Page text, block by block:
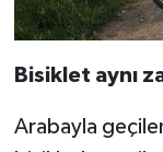
Bisiklet aynı
Arabayla